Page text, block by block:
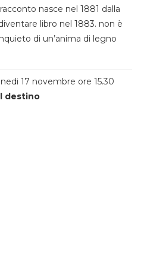
nasce nel 1881 dalla
libro nel 1883. non è
di un’anima di legno
17 novembre ore 15.30
destino